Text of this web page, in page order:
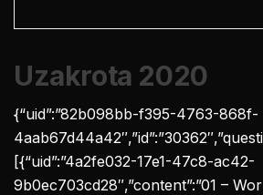
Uzakrota 2020
{“uid”:”82b098bb-f395-4763-868f-
[{“uid”:”4a2fe032-17e1-47c8-ac42-
9b0ec703cd28″,”content”:”01 –